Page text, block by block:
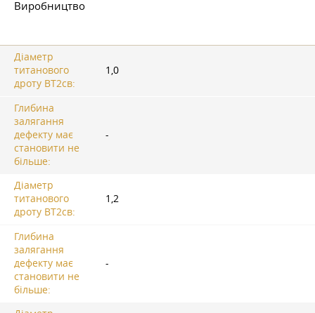
Виробництво
Діаметр
титанового
дроту ВТ2св:
1,0
Глибина
залягання
дефекту має
становити не
більше:
-
Діаметр
титанового
дроту ВТ2св:
1,2
Глибина
залягання
дефекту має
становити не
більше:
-